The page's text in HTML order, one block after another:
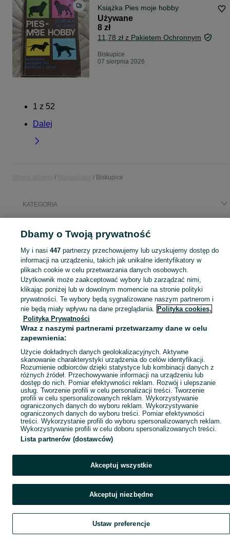
Książka Pies moje hobby
Używane
8 zł
11,78 zł z Pakietem Ochronnym
Biskupice
07 sierpnia 2026
1 z 52
Dalej
Biskupice
KATEGORIA
dom głośnik bluetooth
mieszkania pracownicze noclegi
siłownia domowa
Skorzystaj z największego serwisu ogłoszeniowego - Biskupice i okolice! Kupuj to, czego pragniesz i sprzedawaj to, czego już nie potrzebujesz! Zobacz
Mapa kategorii
Mapa miejscowości
Mapa ministron
Szukaj Obserwujesz Dodaj Czat Konto
Dbamy o Twoją prywatność
My i nasi 447partnerzy przechowujemy lub uzyskujemy dostęp do
informacji na urządzeniu, takich jak unikalne identyfikatory w
plikach cookie w celu przetwarzania danych osobowych.
Użytkownik może zaakceptować wybory lub zarządzać nimi,
klikając poniżej lub w dowolnym momencie na stronie polityki
prywatności. Te wybory będą sygnalizowane naszym partnerom i
nie będą miały wpływu na dane przeglądania. Polityka cookies,
Polityka Prywatności
Wraz z naszymi partnerami przetwarzamy dane w celu
zapewnienia:
Użycie dokładnych danych geolokalizacyjnych. Aktywne
skanowanie charakterystyki urządzenia do celów identyfikacji.
Rozumienie odbiorców dzięki statystyce lub kombinacji danych z
różnych źródeł. Przechowywanie informacji na urządzeniu lub
dostęp do nich. Pomiar efektywności reklam. Rozwój i ulepszanie
usług. Tworzenie profili w celu personalizacji treści. Tworzenie
profili w celu spersonalizowanych reklam. Wykorzystywanie
ograniczonych danych do wyboru reklam. Wykorzystywanie
ograniczonych danych do wyboru treści. Pomiar efektywności
treści. Wykorzystanie profili do wyboru spersonalizowanych reklam.
Wykorzystywanie profili w celu doboru spersonalizowanych treści.
Lista partnerów (dostawców)
Akceptuj wszystkie
Akceptuj niezbędne
Ustaw preferencje